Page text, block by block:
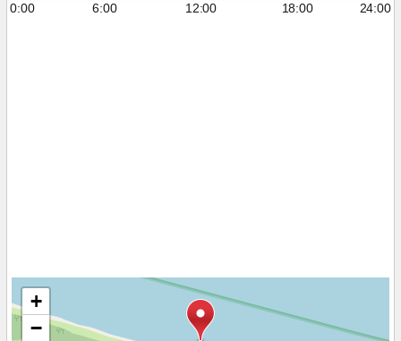
0:00
6:00 12:00 18:00 24:00
+
−